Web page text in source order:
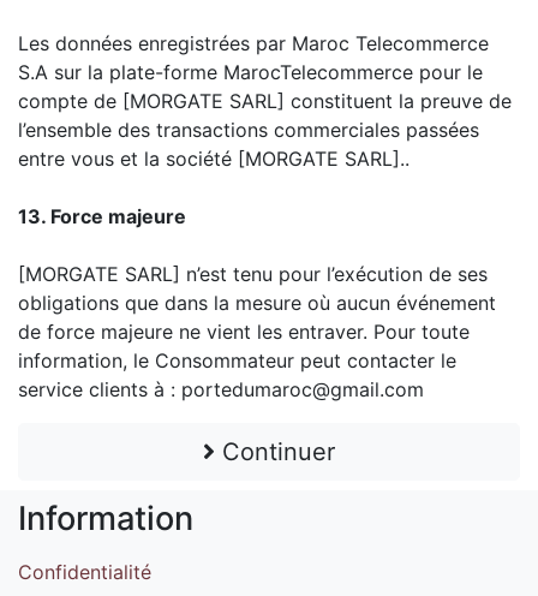
Les données enregistrées par Maroc Telecommerce
S.A sur la plate-forme MarocTelecommerce pour le
compte de [MORGATE SARL] constituent la preuve de
l’ensemble des transactions commerciales passées
entre vous et la société [MORGATE SARL]..
13. Force majeure
[MORGATE SARL] n’est tenu pour l’exécution de ses
obligations que dans la mesure où aucun événement
de force majeure ne vient les entraver. Pour toute
information, le Consommateur peut contacter le
service clients à : portedumaroc@gmail.com
Continuer
Information
Confidentialité